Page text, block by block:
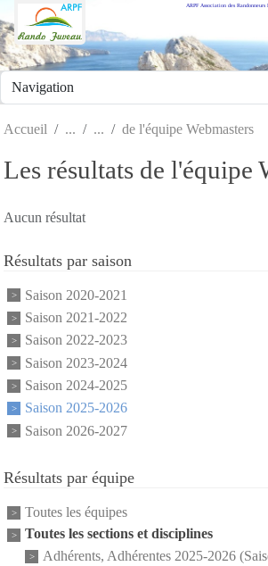
ARPF Association des Randonneurs
Accueil de l'équipe Webmasters
Les résultats de l'équipe
Aucun résultat
Résultats par saison
Saison 2020-2021
Saison 2021-2022
Saison 2022-2023
Saison 2023-2024
Saison 2024-2025
Saison 2025-2026
Saison 2026-2027
Résultats par équipe
Toutes les équipes
Toutes les sections et disciplines
Adhérents, Adhérentes 2025-2026
Panneau de gestion des cookies